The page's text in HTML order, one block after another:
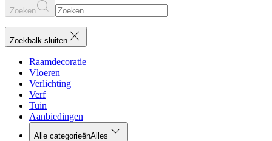
Zoeken
Zoekbalk sluiten
Raamdecoratie
Vloeren
Verlichting
Verf
Tuin
Aanbiedingen
Alle categorieënAlles